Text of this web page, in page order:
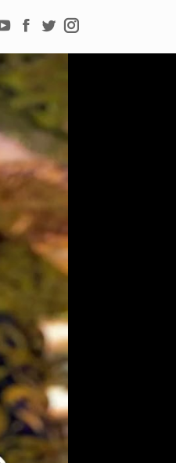
YouTube
Facebook
TwitterInstagram